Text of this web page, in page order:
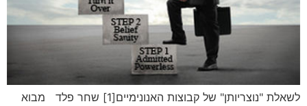
לשאלת "נוצריותן" של קבוצות האנונימיים[1] שחר פלד מבוא